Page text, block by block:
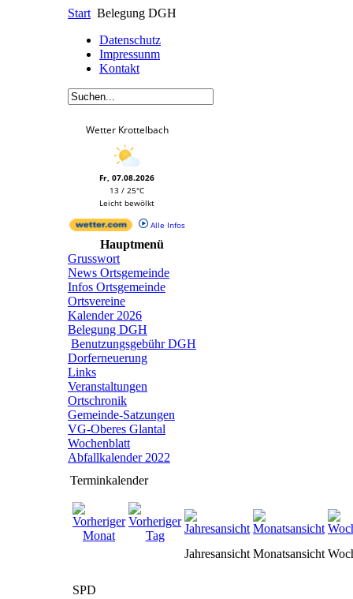
Start Belegung DGH
Datenschutz
Impressunm
Kontakt
Wetter Krottelbach
Fr, 07.08.2026
13 / 25°C
Leicht bewölkt
Alle Infos
Hauptmenü
Grusswort
News Ortsgemeinde
Infos Ortsgemeinde
Ortsvereine
Kalender 2026
Belegung DGH
Benutzungsgebühr DGH
Dorferneuerung
Links
Veranstaltungen
Ortschronik
Gemeinde-Satzungen
VG-Oberes Glantal
Wochenblatt
Abfallkalender 2022
Terminkalender
Jahresansicht Monatsansicht
SPD